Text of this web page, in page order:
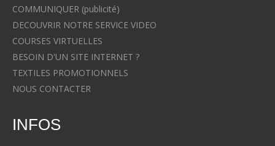
COMMUNIQUER (publicité)
DECOUVRIR NOTRE SERVICE VIDEO
COURSES VIRTUELLES
BESOIN D'UN SITE INTERNET ?
TEXTILES PROMOTIONNELS
NOUS CONTACTER
INFOS